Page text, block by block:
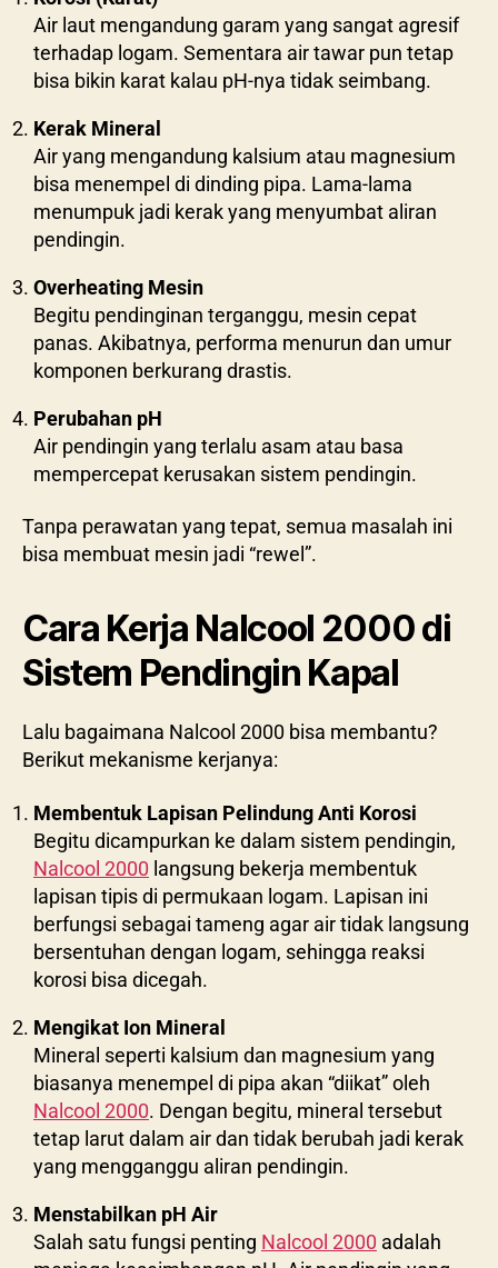
Air laut mengandung garam yang sangat agresif
terhadap logam. Sementara air tawar pun tetap
bisa bikin karat kalau pH-nya tidak seimbang.
Kerak Mineral
Air yang mengandung kalsium atau magnesium
bisa menempel di dinding pipa. Lama-lama
menumpuk jadi kerak yang menyumbat aliran
pendingin.
Overheating Mesin
Begitu pendinginan terganggu, mesin cepat
panas. Akibatnya, performa menurun dan umur
komponen berkurang drastis.
Perubahan pH
Air pendingin yang terlalu asam atau basa
mempercepat kerusakan sistem pendingin.
Tanpa perawatan yang tepat, semua masalah ini
bisa membuat mesin jadi “rewel”.
Cara Kerja Nalcool 2000 di
Sistem Pendingin Kapal
Lalu bagaimana Nalcool 2000 bisa membantu?
Berikut mekanisme kerjanya:
Membentuk Lapisan Pelindung Anti Korosi
Begitu dicampurkan ke dalam sistem pendingin,
Nalcool 2000 langsung bekerja membentuk
lapisan tipis di permukaan logam. Lapisan ini
berfungsi sebagai tameng agar air tidak langsung
bersentuhan dengan logam, sehingga reaksi
korosi bisa dicegah.
Mengikat Ion Mineral
Mineral seperti kalsium dan magnesium yang
biasanya menempel di pipa akan “diikat” oleh
Nalcool 2000. Dengan begitu, mineral tersebut
tetap larut dalam air dan tidak berubah jadi kerak
yang mengganggu aliran pendingin.
Menstabilkan pH Air
Salah satu fungsi penting Nalcool 2000 adalah